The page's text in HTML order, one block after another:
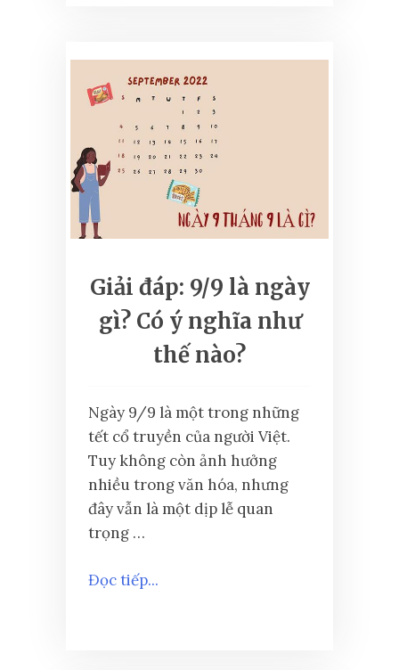
Giải đáp: 9/9 là ngày
gì? Có ý nghĩa như
thế nào?
Ngày 9/9 là một trong những
tết cổ truyền của người Việt.
Tuy không còn ảnh hưởng
nhiều trong văn hóa, nhưng
đây vẫn là một dịp lễ quan
trọng …
Đọc tiếp...